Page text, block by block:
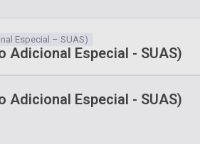
Especial – SUAS)
Adicional Especial - SUAS)
Adicional Especial - SUAS)